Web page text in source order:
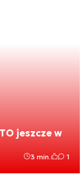
jeszcze w
3 min. 1